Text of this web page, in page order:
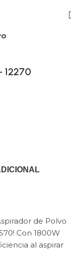
12270
de Polvo
Con 1800W
al aspirar